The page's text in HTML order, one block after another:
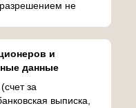
не
и
данные
за
выписка,